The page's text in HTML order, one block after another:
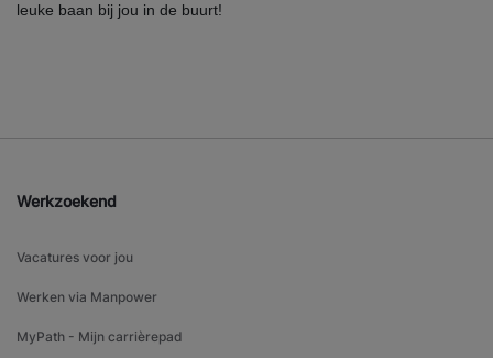
leuke baan bij jou in de buurt!
Werkzoekend
Vacatures voor jou
Werken via Manpower
MyPath - Mijn carrièrepad